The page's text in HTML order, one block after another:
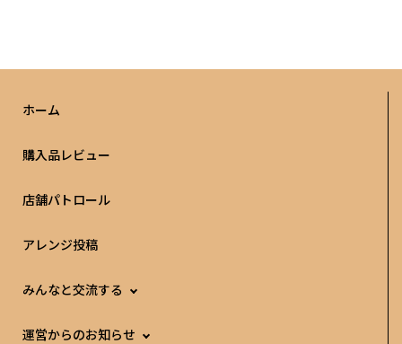
ホーム
購入品レビュー
店舗パトロール
アレンジ投稿
みんなと交流する
運営からのお知らせ